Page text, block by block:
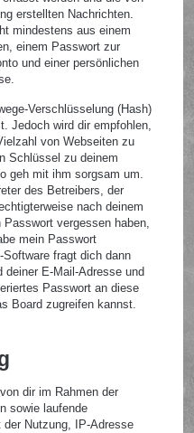
erstellten Nachrichten.
mindestens aus einem
einem Passwort zur
und einer persönlichen
Verschlüsselung (Hash)
Jedoch wird dir empfohlen,
von Webseiten zu
Schlüssel zu deinem
geh mit ihm sorgsam um.
des Betreibers, der
nach deinem
vergessen haben,
mein Passwort
fragt dich dann
deiner E-Mail-Adresse und
Passwort an diese
Board zugreifen kannst.
dir im Rahmen der
sowie laufende
Nutzung, IP-Adresse